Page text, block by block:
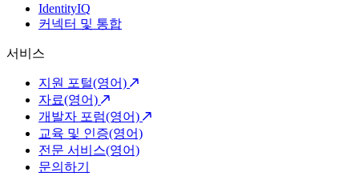
IdentityIQ
커넥터 및 통합
서비스
지원 포털(영어)
자료(영어)
개발자 포럼(영어)
교육 및 인증(영어)
전문 서비스(영어)
문의하기